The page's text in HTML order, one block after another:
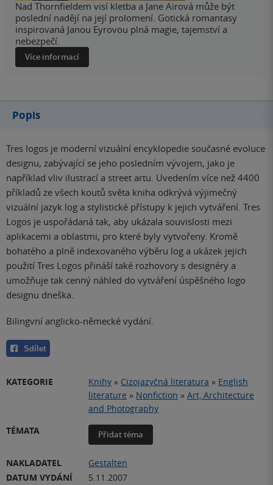
Nad Thornfieldem visí kletba a Jane Airová může být
poslední nadějí na její prolomení. Gotická romantasy
inspirovaná Janou Eyrovou plná magie, tajemství a
nebezpečí.
Více informací
Popis
Tres logos je moderní vizuální encyklopedie současné evoluce
designu, zabývající se jeho posledním vývojem, jako je
například vliv ilustrací a street artu. Uvedením více než 4400
příkladů ze všech koutů světa kniha odkrývá výjimečný
vizuální jazyk log a stylistické přístupy k jejich vytváření. Tres
Logos je uspořádaná tak, aby ukázala souvislosti mezi
aplikacemi a oblastmi, pro které byly vytvořeny. Kromě
bohatého a plně indexovaného výběru log a ukázek jejich
použití Tres Logos přináší také rozhovory s designéry a
umožňuje tak cenný náhled do vytváření úspěšného logo
designu dneška.
Bilingvní anglicko-německé vydání.
Sdílet
KATEGORIE Knihy » Cizojazyčná literatura » English
literature » Nonfiction » Art, Architecture
and Photography
TÉMATA
Přidat téma
NAKLADATEL
Gestalten
DATUM VYDÁNÍ
5.11.2007